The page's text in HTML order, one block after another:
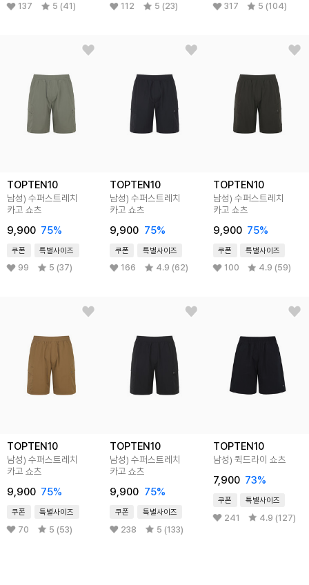
137 5 (41) 112 5 (23) 317 5 (104)
TOPTEN10
남성) 수퍼스트레치
카고 쇼츠
9,900 75%
쿠폰 특별사이즈
99 5 (37)
TOPTEN10
남성) 수퍼스트레치
카고 쇼츠
9,900 75%
쿠폰 특별사이즈
166 4.9 (62)
TOPTEN10
남성) 수퍼스트레치
카고 쇼츠
9,900 75%
쿠폰 특별사이즈
100 4.9 (59)
TOPTEN10
남성) 수퍼스트레치
카고 쇼츠
9,900 75%
쿠폰 특별사이즈
70 5 (53)
TOPTEN10
남성) 수퍼스트레치
카고 쇼츠
9,900 75%
쿠폰 특별사이즈
238 5 (133)
TOPTEN10
남성) 퀵드라이 쇼츠
7,900 73%
쿠폰 특별사이즈
241 4.9 (127)